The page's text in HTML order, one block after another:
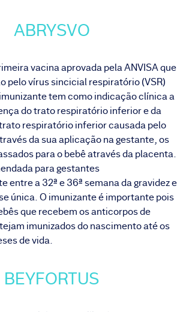
ABRYSVO
vacina aprovada pela ANVISA que
pelo vírus sincicial respiratório (VSR)
tem como indicação clínica a
do trato respiratório inferior e da
respiratório inferior causada pelo
da sua aplicação na gestante, os
para o bebê através da placenta.
para gestantes
entre a 32ª e 36ª semana da gravidez e
única. O imunizante é importante pois
que recebem os anticorpos de
imunizados do nascimento até os
de vida.
BEYFORTUS